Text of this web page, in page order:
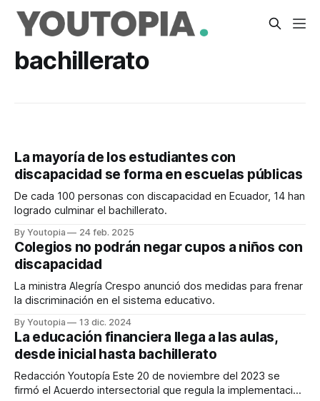
bachillerato
La mayoría de los estudiantes con
discapacidad se forma en escuelas públicas
De cada 100 personas con discapacidad en Ecuador, 14 han
logrado culminar el bachillerato.
By Youtopia 24 feb. 2025
Colegios no podrán negar cupos a niños con
discapacidad
La ministra Alegría Crespo anunció dos medidas para frenar
la discriminación en el sistema educativo.
By Youtopia 13 dic. 2024
La educación financiera llega a las aulas,
desde inicial hasta bachillerato
Redacción Youtopía Este 20 de noviembre del 2023 se
firmó el Acuerdo intersectorial que regula la implementación